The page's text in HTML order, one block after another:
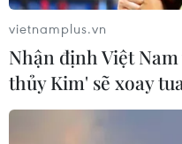
viên thủ tướng của
12/08/2021 01:50
Cuộc khảo sát được thực
tổng tuyển cử ở Đức cho
vietnamplus.vn
Nhận định Việt
thủy Kim' sẽ xoay